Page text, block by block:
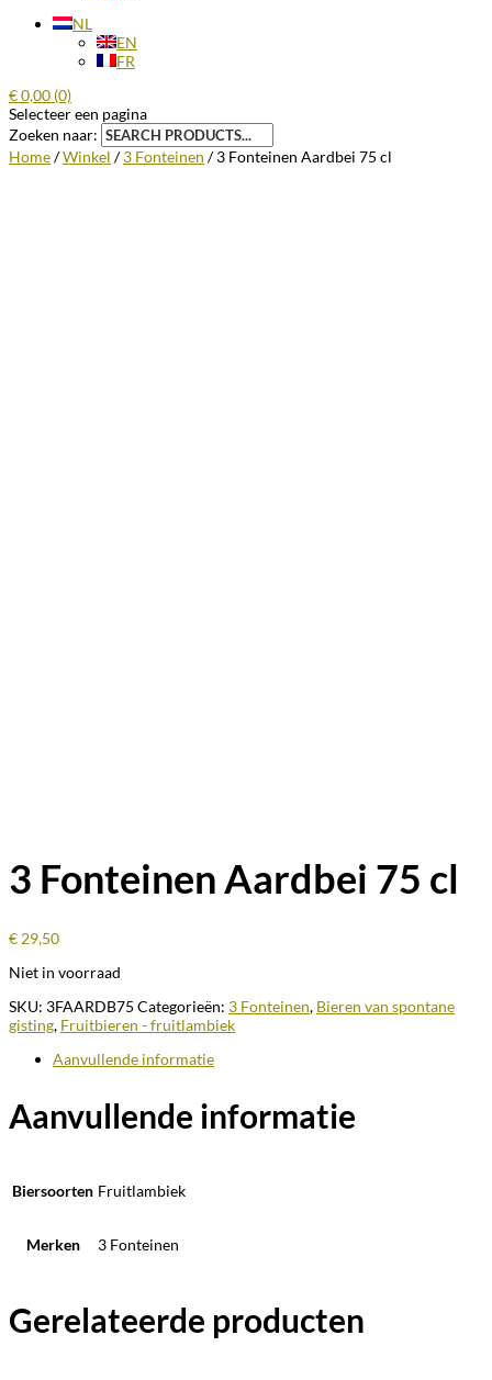
NL
EN
FR
€0,00 (0)
Selecteer een pagina
Zoeken naar:
Home/Winkel /3 Fonteinen / 3 Fonteinen Aardbei 75 cl
3 Fonteinen Aardbei 75 cl
€ 29,50
Niet in voorraad
SKU: 3FAARDB75 Categorieën: 3 Fonteinen, Bieren van spontane
gisting, Fruitbieren - fruitlambiek
Aanvullende informatie
Aanvullende informatie
Biersoorten Fruitlambiek
Merken 3 Fonteinen
Gerelateerde producten